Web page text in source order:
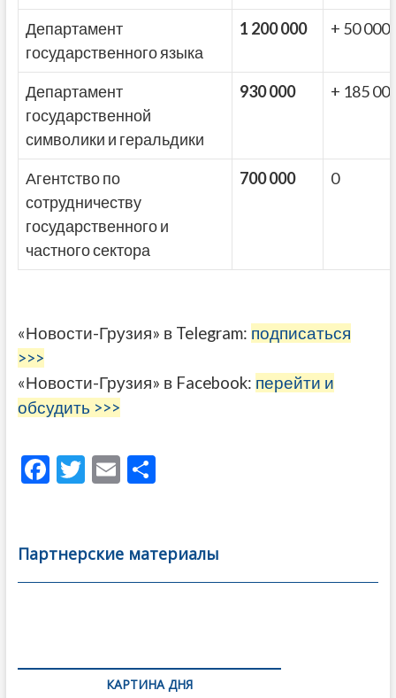
Департамент
государственного языка
1 200 000 + 50 000
Департамент
государственной
символики и геральдики
930 000 + 185
Агентство по
сотрудничеству
государственного и
частного сектора
700 000 0
«Новости-Грузия» в Telegram: подписаться
>>>
«Новости-Грузия» в Facebook: перейти и
обсудить >>>
F
b
o
T
er
E
l
О
а
в
Партнерские материалы
по
КАРТИНА ДНЯ